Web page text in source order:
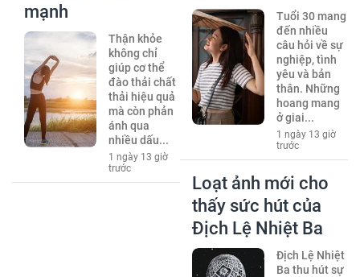
mạnh
Thận khỏe
không chỉ
giúp cơ thể
đào thải chất
thải hiệu quả
mà còn phản
ánh qua
nhiều dấu...
1 ngày 13 giờ
trước
Tuổi 30 mang
đến nhiều
câu hỏi về sự
nghiệp, tình
yêu và bản
thân. Những
hoang mang
ở giai...
1 ngày 13 giờ
trước
Loạt ảnh mới cho
thấy sức hút của
Địch Lệ Nhiệt Ba
Địch Lệ Nhiệt
Ba thu hút sự